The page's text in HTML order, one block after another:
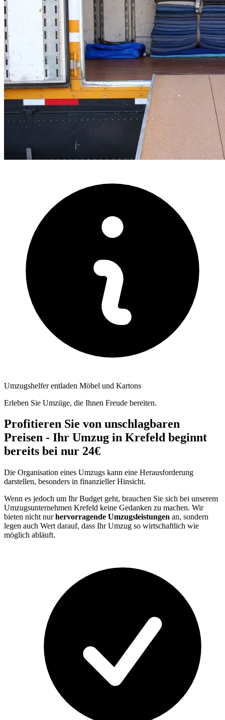
Umzugshelfer entladen Möbel und Kartons
Erleben Sie Umzüge, die Ihnen Freude bereiten.
Profitieren Sie von unschlagbaren
Preisen - Ihr Umzug in Krefeld beginnt
bereits bei nur 24€
Die Organisation eines Umzugs kann eine Herausforderung
darstellen, besonders in finanzieller Hinsicht.
Wenn es jedoch um Ihr Budget geht, brauchen Sie sich bei unserem
Umzugsunternehmen Krefeld keine Gedanken zu machen. Wir
bieten nicht nurhervorragende Umzugsleistungen an, sondern
legen auch Wert darauf, dass Ihr Umzug so wirtschaftlich wie
möglich abläuft.